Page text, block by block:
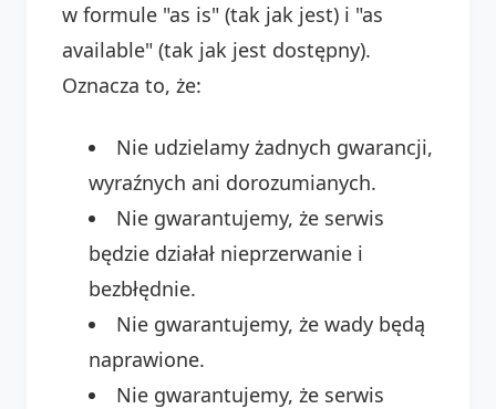
w formule "as is" (tak jak jest) i "as
available" (tak jak jest dostępny).
Oznacza to, że:
Nie udzielamy żadnych gwarancji,
wyraźnych ani dorozumianych.
Nie gwarantujemy, że serwis
będzie działał nieprzerwanie i
bezbłędnie.
Nie gwarantujemy, że wady będą
naprawione.
Nie gwarantujemy, że serwis